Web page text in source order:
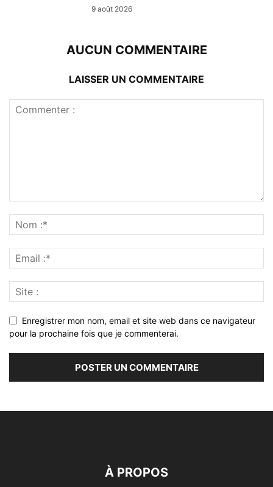
9 août 2026
AUCUN COMMENTAIRE
LAISSER UN COMMENTAIRE
Enregistrer mon nom, email et site web dans ce navigateur
pour la prochaine fois que je commenterai.
À PROPOS